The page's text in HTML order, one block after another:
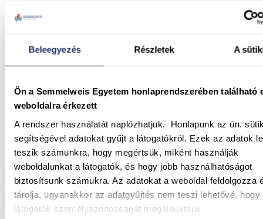
Beleegyezés Részletek A
Ön a Semmelweis Egyetem honlaprendszerében található
weboldalra érkezett
A rendszer használatát naplózhatjuk.
Honlapunk az ún.
segítségével adatokat gyűjt a látogatókról. Ezek az adatok
teszik számunkra, hogy megértsük, miként használják
weboldalunkat a látogatók, és hogy jobb használhatóságot
biztosítsunk számukra. Az adatokat a weboldal feldolgozza
tárolja, ugyanakkor az adatgyűjtés nem teszi lehetővé, hogy
látogatók személyazonosságát megállapítsuk.
Training Center
“George Berci” Surgical Training and Research
Laboratory
Research & Development
George Berci’ 100 Birthday
Animal Care Comittee
Animal Care Comittee
Semmelweis University’s Institutional Animal Care and
Use Committee
Contacts
Home / Education /
Education